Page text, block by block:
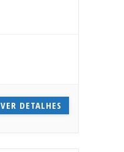
VER DETALHES